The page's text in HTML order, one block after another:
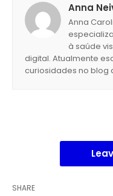
Anna
Anna
à saúde
digital. Atualmente
curiosidades no blog
SHARE